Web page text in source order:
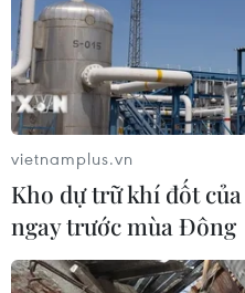
Ấn Độ: Tình hình
Trung Quốc ngang
13/05/2014 03:21
vietnamplus.vn
Kho dự trữ khí đốt
ngay trước mùa Đông